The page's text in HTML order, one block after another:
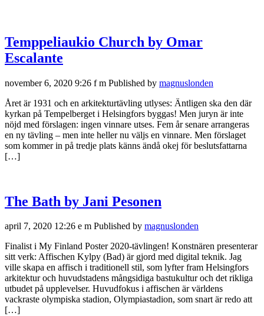
Temppeliaukio Church by Omar
Escalante
november 6, 2020 9:26 f m Published by magnuslonden
Året är 1931 och en arkitekturtävling utlyses: Äntligen ska den där
kyrkan på Tempelberget i Helsingfors byggas! Men juryn är inte
nöjd med förslagen: ingen vinnare utses. Fem år senare arrangeras
en ny tävling – men inte heller nu väljs en vinnare. Men förslaget
som kommer in på tredje plats känns ändå okej för beslutsfattarna
[…]
The Bath by Jani Pesonen
april 7, 2020 12:26 e m Published by magnuslonden
Finalist i My Finland Poster 2020-tävlingen! Konstnären presenterar
sitt verk: Affischen Kylpy (Bad) är gjord med digital teknik. Jag
ville skapa en affisch i traditionell stil, som lyfter fram Helsingfors
arkitektur och huvudstadens mångsidiga bastukultur och det rikliga
utbudet på upplevelser. Huvudfokus i affischen är världens
vackraste olympiska stadion, Olympiastadion, som snart är redo att
[…]